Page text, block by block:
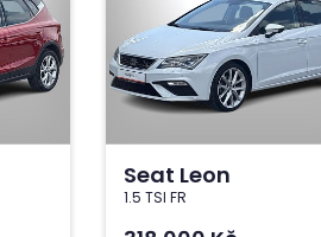
Seat Leon
1.5 TSI FR